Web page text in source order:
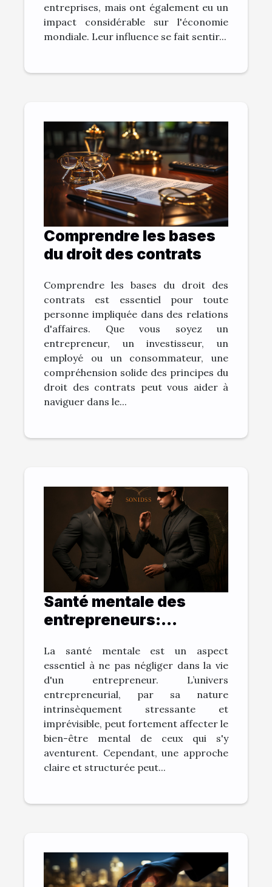
entreprises, mais ont également eu un
impact considérable sur l'économie
mondiale. Leur influence se fait sentir...
Comprendre les bases
du droit des contrats
Comprendre les bases du droit des
contrats est essentiel pour toute
personne impliquée dans des relations
d'affaires. Que vous soyez un
entrepreneur, un investisseur, un
employé ou un consommateur, une
compréhension solide des principes du
droit des contrats peut vous aider à
naviguer dans le...
Santé mentale des
entrepreneurs:
claire aide à combattre
le stress
La santé mentale est un aspect
essentiel à ne pas négliger dans la vie
d'un entrepreneur. L’univers
entrepreneurial, par sa nature
intrinsèquement stressante et
imprévisible, peut fortement affecter le
bien-être mental de ceux qui s'y
aventurent. Cependant, une approche
claire et structurée peut...